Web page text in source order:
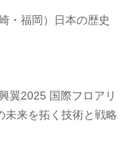
・福岡）日本の歴史
翼2025 国際フロアリ
未来を拓く技術と戦略